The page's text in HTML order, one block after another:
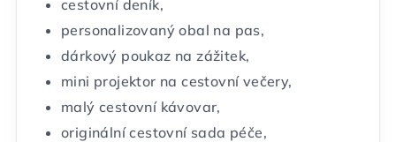
cestovní deník,
personalizovaný obal na pas,
dárkový poukaz na zážitek,
mini projektor na cestovní večery,
malý cestovní kávovar,
originální cestovní sada péče,